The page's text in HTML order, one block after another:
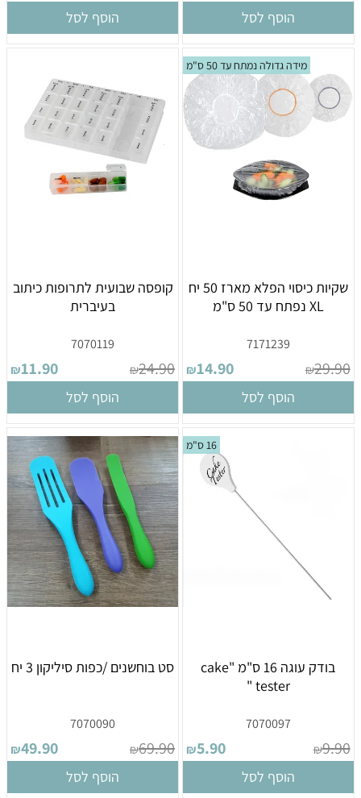
הוסף לסל הוסף לסל
מידה גדולה נמתח עד 50 ס"מ
שקיות כיסוי הפלא מארז 50 יח
XL נפתח עד 50 ס"מ
7171239
₪29.90
₪14.90
הוסף לסל
קופסה שבועית לתרופות כיתוב
בעיברית
7070119
₪24.90
₪11.90
הוסף לסל
16 ס"מ
בודק עוגה 16 ס"מ "cake
tester "
7070097
₪9.90
₪5.90
הוסף לסל
סט בוחשנים /כפות סיליקון 3 יח
7070090
₪69.90
₪49.90
הוסף לסל